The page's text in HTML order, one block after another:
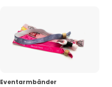
Eventarmbänder